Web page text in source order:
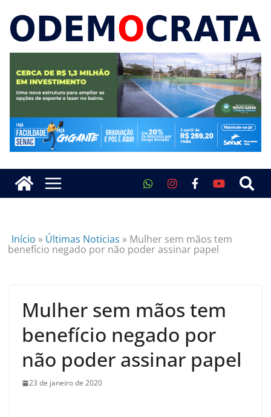
Início » Últimas Noticias » Mulher sem mãos tem
benefício negado por não poder assinar papel
Mulher sem mãos tem
benefício negado por
não poder assinar papel
23 de janeiro de 2020